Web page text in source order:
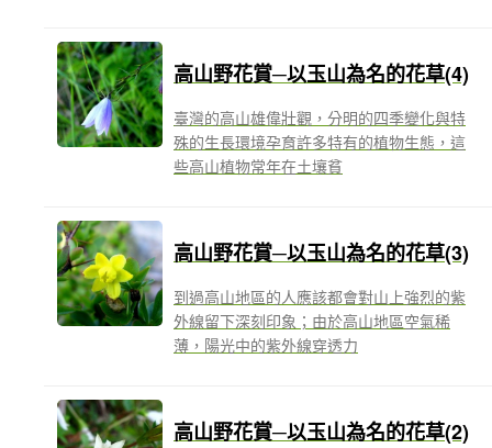
高山野花賞─以玉山為名的花草(4)
臺灣的高山雄偉壯觀，分明的四季變化與特
殊的生長環境孕育許多特有的植物生態，這
些高山植物常年在土壤貧
高山野花賞─以玉山為名的花草(3)
到過高山地區的人應該都會對山上強烈的紫
外線留下深刻印象；由於高山地區空氣稀
薄，陽光中的紫外線穿透力
高山野花賞─以玉山為名的花草(2)